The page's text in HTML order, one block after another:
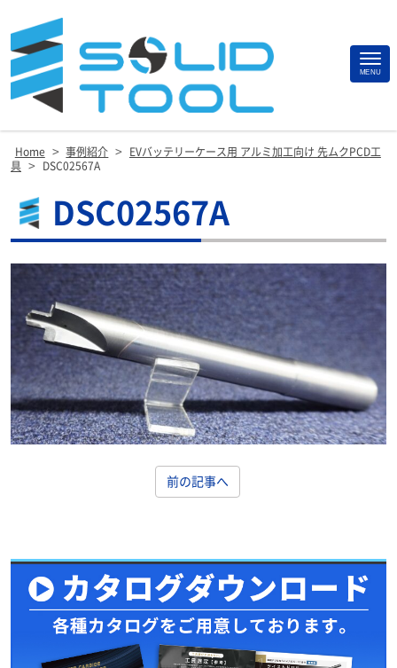
MENU
Home > 事例紹介 >
EVバッテリーケース用 アルミ加工向け 先ムクPCD工
具
> DSC02567A
DSC02567A
前の記事へ
Site
Footer